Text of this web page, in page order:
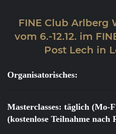
FINE Club Arlberg
vom 6.-12.12. im
Post Lech in
Organisatorisches:
Masterclasses: täglich (Mo-
(kostenlose Teilnahme nach